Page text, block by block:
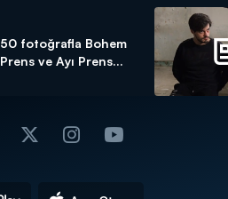
50 fotoğrafla Bohem
Prens ve Ayı Prens...